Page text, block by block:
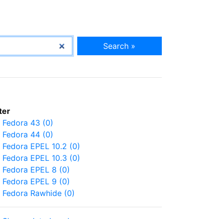
Search »
Fedora 43 (0)
Fedora 44 (0)
Fedora EPEL 10.2 (0)
Fedora EPEL 10.3 (0)
Fedora EPEL 8 (0)
Fedora EPEL 9 (0)
Fedora Rawhide (0)